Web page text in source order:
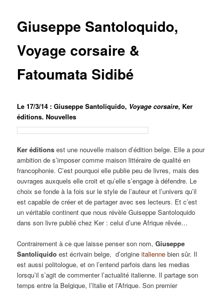
Giuseppe Santoloquido,
Voyage corsaire &
Fatoumata Sidibé
Le 17/3/14 : Giuseppe Santoliquido, Voyage corsaire, Ker
éditions. Nouvelles
Ker éditions est une nouvelle maison d’édition belge. Elle a pour
ambition de s’imposer comme maison littéraire de qualité en
francophonie. C’est pourquoi elle publie peu de livres, mais des
ouvrages auxquels elle croit et qu’elle s’engage à défendre. Le
choix se fonde à la fois sur le style de l’auteur et l’univers qu’il
est capable de créer et de partager avec ses lecteurs. Et c’est
un véritable continent que nous révèle Guiseppe Santoloquido
dans son livre publié chez Ker : celui d’une Afrique rêvée…
Contrairement à ce que laisse penser son nom, Giuseppe
Santoliquido est écrivain belge, d’origineitalienne bien sûr. Il
est aussi politologue, et on l’entend parfois dans les medias
lorsqu’il s’agit de commenter l’actualité italienne. Il partage son
temps entre la Belgique, l’Italie et l’Afrique. Son premier